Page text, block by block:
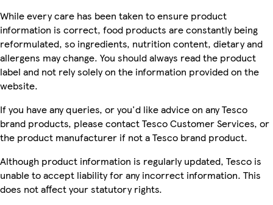
While every care has been taken to ensure product
information is correct, food products are constantly being
reformulated, so ingredients, nutrition content, dietary and
allergens may change. You should always read the product
label and not rely solely on the information provided on the
website.
If you have any queries, or you'd like advice on any Tesco
brand products, please contact Tesco Customer Services, or
the product manufacturer if not a Tesco brand product.
Although product information is regularly updated, Tesco is
unable to accept liability for any incorrect information. This
does not affect your statutory rights.